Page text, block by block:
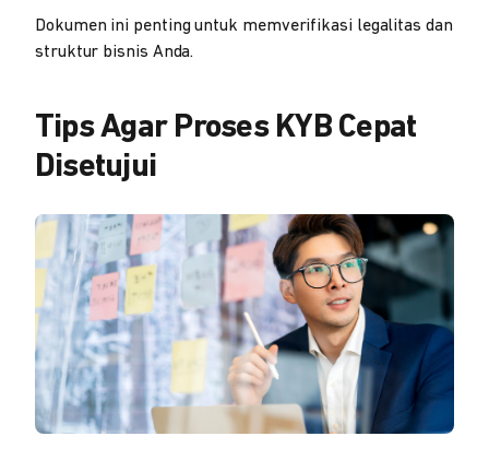
Dokumen ini penting untuk memverifikasi legalitas dan
struktur bisnis Anda.
Tips Agar Proses KYB Cepat
Disetujui